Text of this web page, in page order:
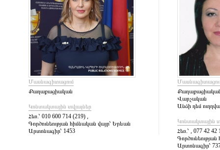
Մասնագիտացում
Քաղաքացիական
Կոնտակտային տվյալներ
Հեռ.՝ 010 600 714 (219) ,
Գործունեության հիմնական վայր՝ Երևան
Արտոնագիր՝ 1453
Վարչական
Անձի դեմ
Կոնտակտային
Հեռ.՝ , 077 42 42
Արտոնագիր՝